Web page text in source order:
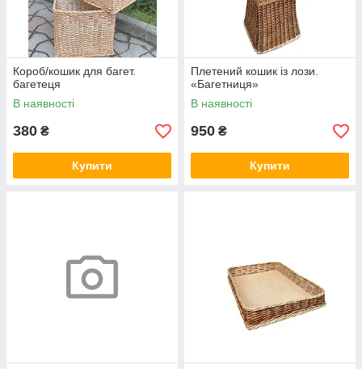
Короб/кошик для багет.
багетеця
В наявності
380 ₴
Купити
Плетений кошик із лози.
«Багетниця»
В наявності
950 ₴
Купити